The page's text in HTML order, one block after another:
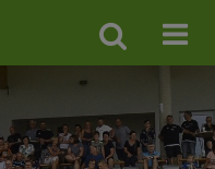
Site
search